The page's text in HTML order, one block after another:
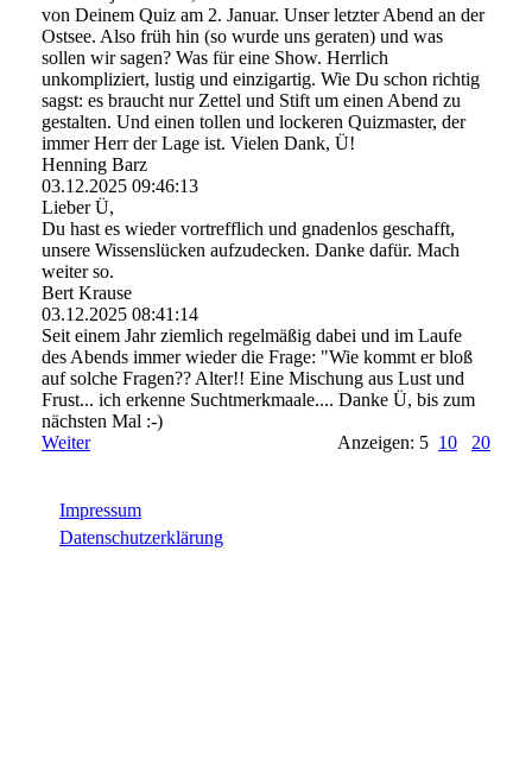
von Deinem Quiz am 2. Januar. Unser letzter Abend an der
Ostsee. Also früh hin (so wurde uns geraten) und was
sollen wir sagen? Was für eine Show. Herrlich
unkompliziert, lustig und einzigartig. Wie Du schon richtig
sagst: es braucht nur Zettel und Stift um einen Abend zu
gestalten. Und einen tollen und lockeren Quizmaster, der
immer Herr der Lage ist. Vielen Dank, Ü!
Henning Barz
03.12.2025 09:46:13
Lieber Ü,
Du hast es wieder vortrefflich und gnadenlos geschafft,
unsere Wissenslücken aufzudecken. Danke dafür. Mach
weiter so.
Bert Krause
03.12.2025 08:41:14
Seit einem Jahr ziemlich regelmäßig dabei und im Laufe
des Abends immer wieder die Frage: "Wie kommt er bloß
auf solche Fragen?? Alter!! Eine Mischung aus Lust und
Frust... ich erkenne Suchtmerkmaale.... Danke Ü, bis zum
nächsten Mal :-)
Weiter
Anzeigen: 5 10 20
Impressum
Datenschutzerklärung